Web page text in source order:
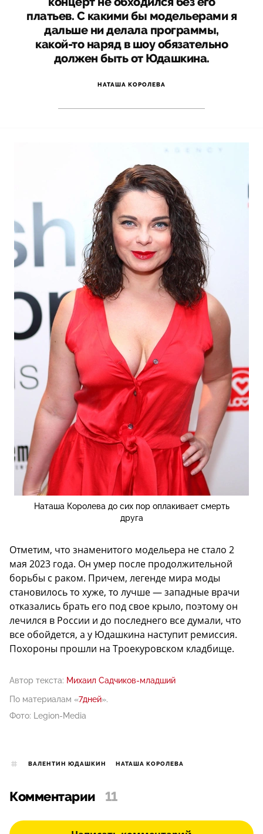
платьев. С какими бы модельерами я
дальше ни делала программы,
какой-то наряд в шоу обязательно
должен быть от Юдашкина.
НАТАША КОРОЛЕВА
Наташа Королева до сих пор оплакивает смерть
друга
Отметим, что знаменитого модельера не стало 2
мая 2023 года. Он умер после продолжительной
борьбы с раком. Причем, легенде мира моды
становилось то хуже, то лучше — западные врачи
отказались брать его под свое крыло, поэтому он
лечился в России и до последнего все думали, что
все обойдется, а у Юдашкина наступит ремиссия.
Похороны прошли на Троекуровском кладбище.
Автор текста: Михаил Садчиков-младший
По материалам «7дней».
Фото: Legion-Media
ВАЛЕНТИН ЮДАШКИН НАТАША КОРОЛЕВА
Комментарии 11